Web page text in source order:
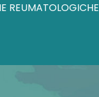
REUMATOLOGICHE